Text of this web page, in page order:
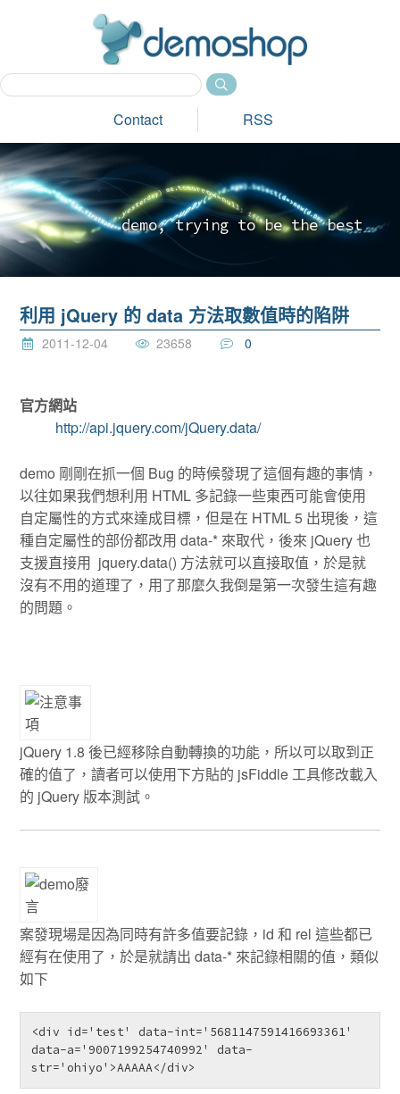
Contact RSS
demo, tryi ng to be the best_
利用 jQuery 的 data 方法取數值時的陷阱
2011-12-04 23658 0
官方網站
http://api.jquery.com/jQuery.data/
demo 剛剛在抓一個 Bug 的時候發現了這個有趣的事情，
以往如果我們想利用 HTML 多記錄一些東西可能會使用
自定屬性的方式來達成目標，但是在 HTML 5 出現後，這
種自定屬性的部份都改用 data-* 來取代，後來 jQuery 也
支援直接用 jquery.data() 方法就可以直接取值，於是就
沒有不用的道理了，用了那麼久我倒是第一次發生這有趣
的問題。
jQuery 1.8 後已經移除自動轉換的功能，所以可以取到正
確的值了，讀者可以使用下方貼的 jsFiddle 工具修改載入
的 jQuery 版本測試。
案發現場是因為同時有許多值要記錄，id 和 rel 這些都已
經有在使用了，於是就請出 data-* 來記錄相關的值，類似
如下
<div id='test' data-int='5681147591416693361'
data-a='9007199254740992' data-
str='ohiyo'>AAAAA</div>